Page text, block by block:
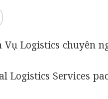
Logistics chuyên
Services